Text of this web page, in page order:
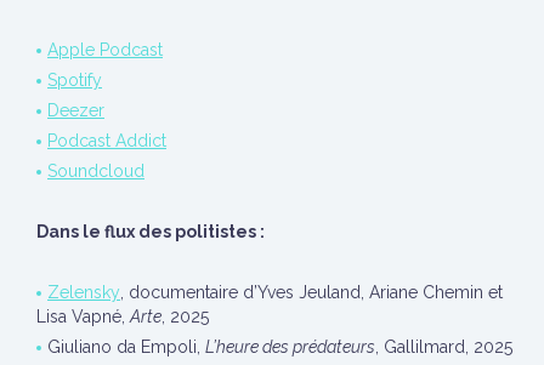
Apple Podcast
Spotify
Deezer
Podcast Addict
Soundcloud
Dans le flux des politistes :
Zelensky , documentaire d’Yves Jeuland, Ariane Chemin et
Lisa Vapné, Arte , 2025
Giuliano da Empoli, L’heure des prédateurs , Gallilmard, 2025